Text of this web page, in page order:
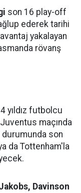
son 16 play-off
ederek tarihi
yakalayan
rövanş
yıldız futbolcu
Juventus maçında
durumunda son
da Tottenham'la
Davinson